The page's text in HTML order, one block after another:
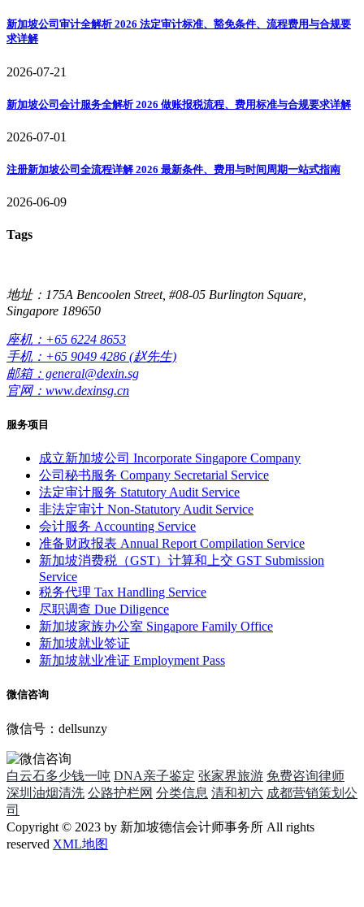
新加坡公司审计全解析 2026 法定审计标准、豁免条件、流程费用与合规要
求详解
2026-07-21
新加坡公司会计服务全解析 2026 做账报税流程、费用标准与合规要求详解
2026-07-01
注册新加坡公司全流程详解 2026 最新条件、费用与时间周期一站式指南
2026-06-09
Tags
地址：175A Bencoolen Street, #08-05 Burlington Square,
Singapore 189650
座机：+65 6224 8653
手机：+65 9049 4286 (赵先生)
邮箱：general@dexin.sg
官网：www.dexinsg.cn
服务项目
成立新加坡公司 Incorporate Singapore Company
公司秘书服务 Company Secretarial Service
法定审计服务 Statutory Audit Service
非法定审计 Non-Statutory Audit Service
会计服务 Accounting Service
准备财政报表 Annual Report Compilation Service
新加坡消费税（GST）计算和上交 GST Submission
Service
税务代理 Tax Handling Service
尽职调查 Due Diligence
新加坡家族办公室 Singapore Family Office
新加坡就业签证
新加坡就业准证 Employment Pass
微信咨询
微信号：dellsunzy
白云石多少钱一吨 DNA亲子鉴定 张家界旅游 免费咨询律师
深圳油烟清洗 公路护栏网 分类信息 清和初六 成都营销策划公
司
Copyright © 2023 by 新加坡德信会计师事务所 All rights
reserved XML地图